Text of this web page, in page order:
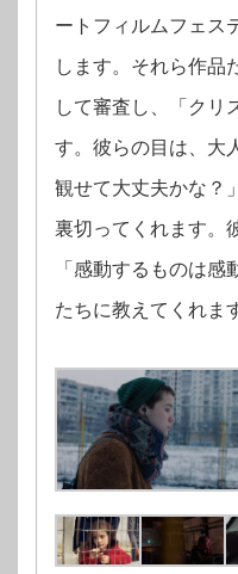
ートフィルムフェス
します。それら作品
して審査し、「クリ
す。彼らの目は、大
観せて大丈夫かな？
裏切ってくれます。
「感動するものは
たちに教えてくれま